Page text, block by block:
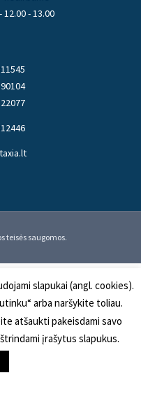
- 12.00 - 13.00
teisės saugomos.
slapukai (angl. cookies).
arba naršykite toliau.
atšaukti pakeisdami savo
įrašytus slapukus.